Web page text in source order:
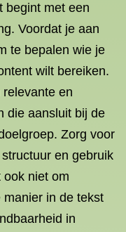
begint met een
Voordat je aan
te bepalen wie je
wilt bereiken.
en
die aansluit bij de
Zorg voor
en gebruik
ook niet om
in de tekst
in